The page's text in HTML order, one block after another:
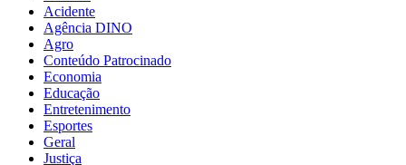
Acidente
Agência DINO
Agro
Conteúdo Patrocinado
Economia
Educação
Entretenimento
Esportes
Geral
Justiça